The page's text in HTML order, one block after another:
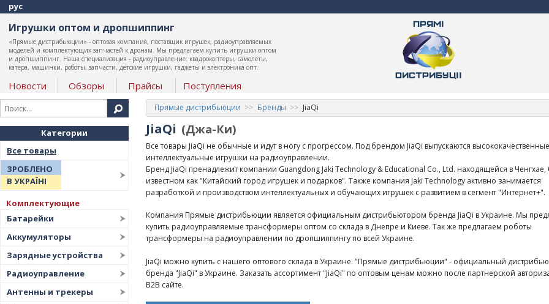
рус
Игрушки оптом и дропшиппинг
«Прямые дистрибьюции» - оптовая компания, поставщик игрушек, радиоуправляемых
моделей и комплектующих запчастей к дронам. Мы предлагаем купить игрушки оптом
и дропшиппинг. Наша специализация - радиоуправление: квадрокоптеры, самолеты,
катера, машинки, роботы, запчасти, детские игрушки, гаджеты и электроника опт.
Новости Обзоры Прайсы Поступления
Категории
Все товары
ЗРОБЛЕНО
В УКРАЇНІ
Комплектующие
Батарейки
Аккумуляторы
Зарядные устройства
Радиоуправление
Антенны и трекеры
Прямые дистрибьюции Бренды JiaQi
JiaQi (Джа-Ки)
Все товары JiaQi не обычные и идут в ногу с прогрессом. Под брендом JiaQi выпускаются высококачественные
интеллектуальные игрушки на радиоуправлении.
Бренд JiaQi пренадлежит компании Guangdong Jaki Technology & Educational Co., Ltd. находящейся в Ченгхае,
известном как "Китайский город игрушек и подарков". Также компания Jaki Technology активно занимается
разработкой и производством интеллектуальных и обучающих игрушек с развитием в сегмент "Интернет+".
Компания Прямые дистрибьюции является официальным дистрибьютором бренда JiaQi в Украине. Мы
купить радиоуправляемые трансформеры оптом со склада в Днепре и Киеве. Так же предлагаем роботы
трансформеры на радиоуправлении по дропшиппингу по всей Украине.
JiaQi можно купить с нашего оптового склада в Украине. "Прямые дистрибьюции" - официальный
бренда "JiaQi" в Украине. Заказать ассортимент "JiaQi" по оптовым ценам можно после партнерской
B2B сайте.